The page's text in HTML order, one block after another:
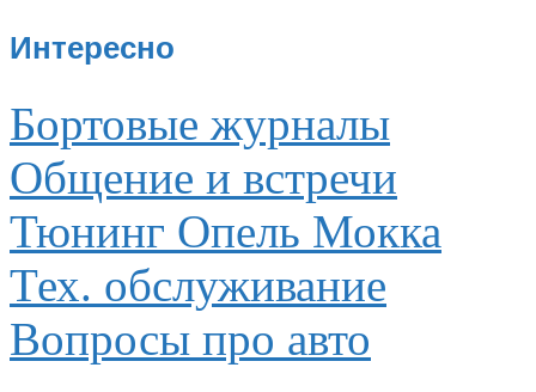
Интересно
Бортовые журналы
Общение и встречи
Тюнинг Опель Мокка
Тех. обслуживание
Вопросы про авто